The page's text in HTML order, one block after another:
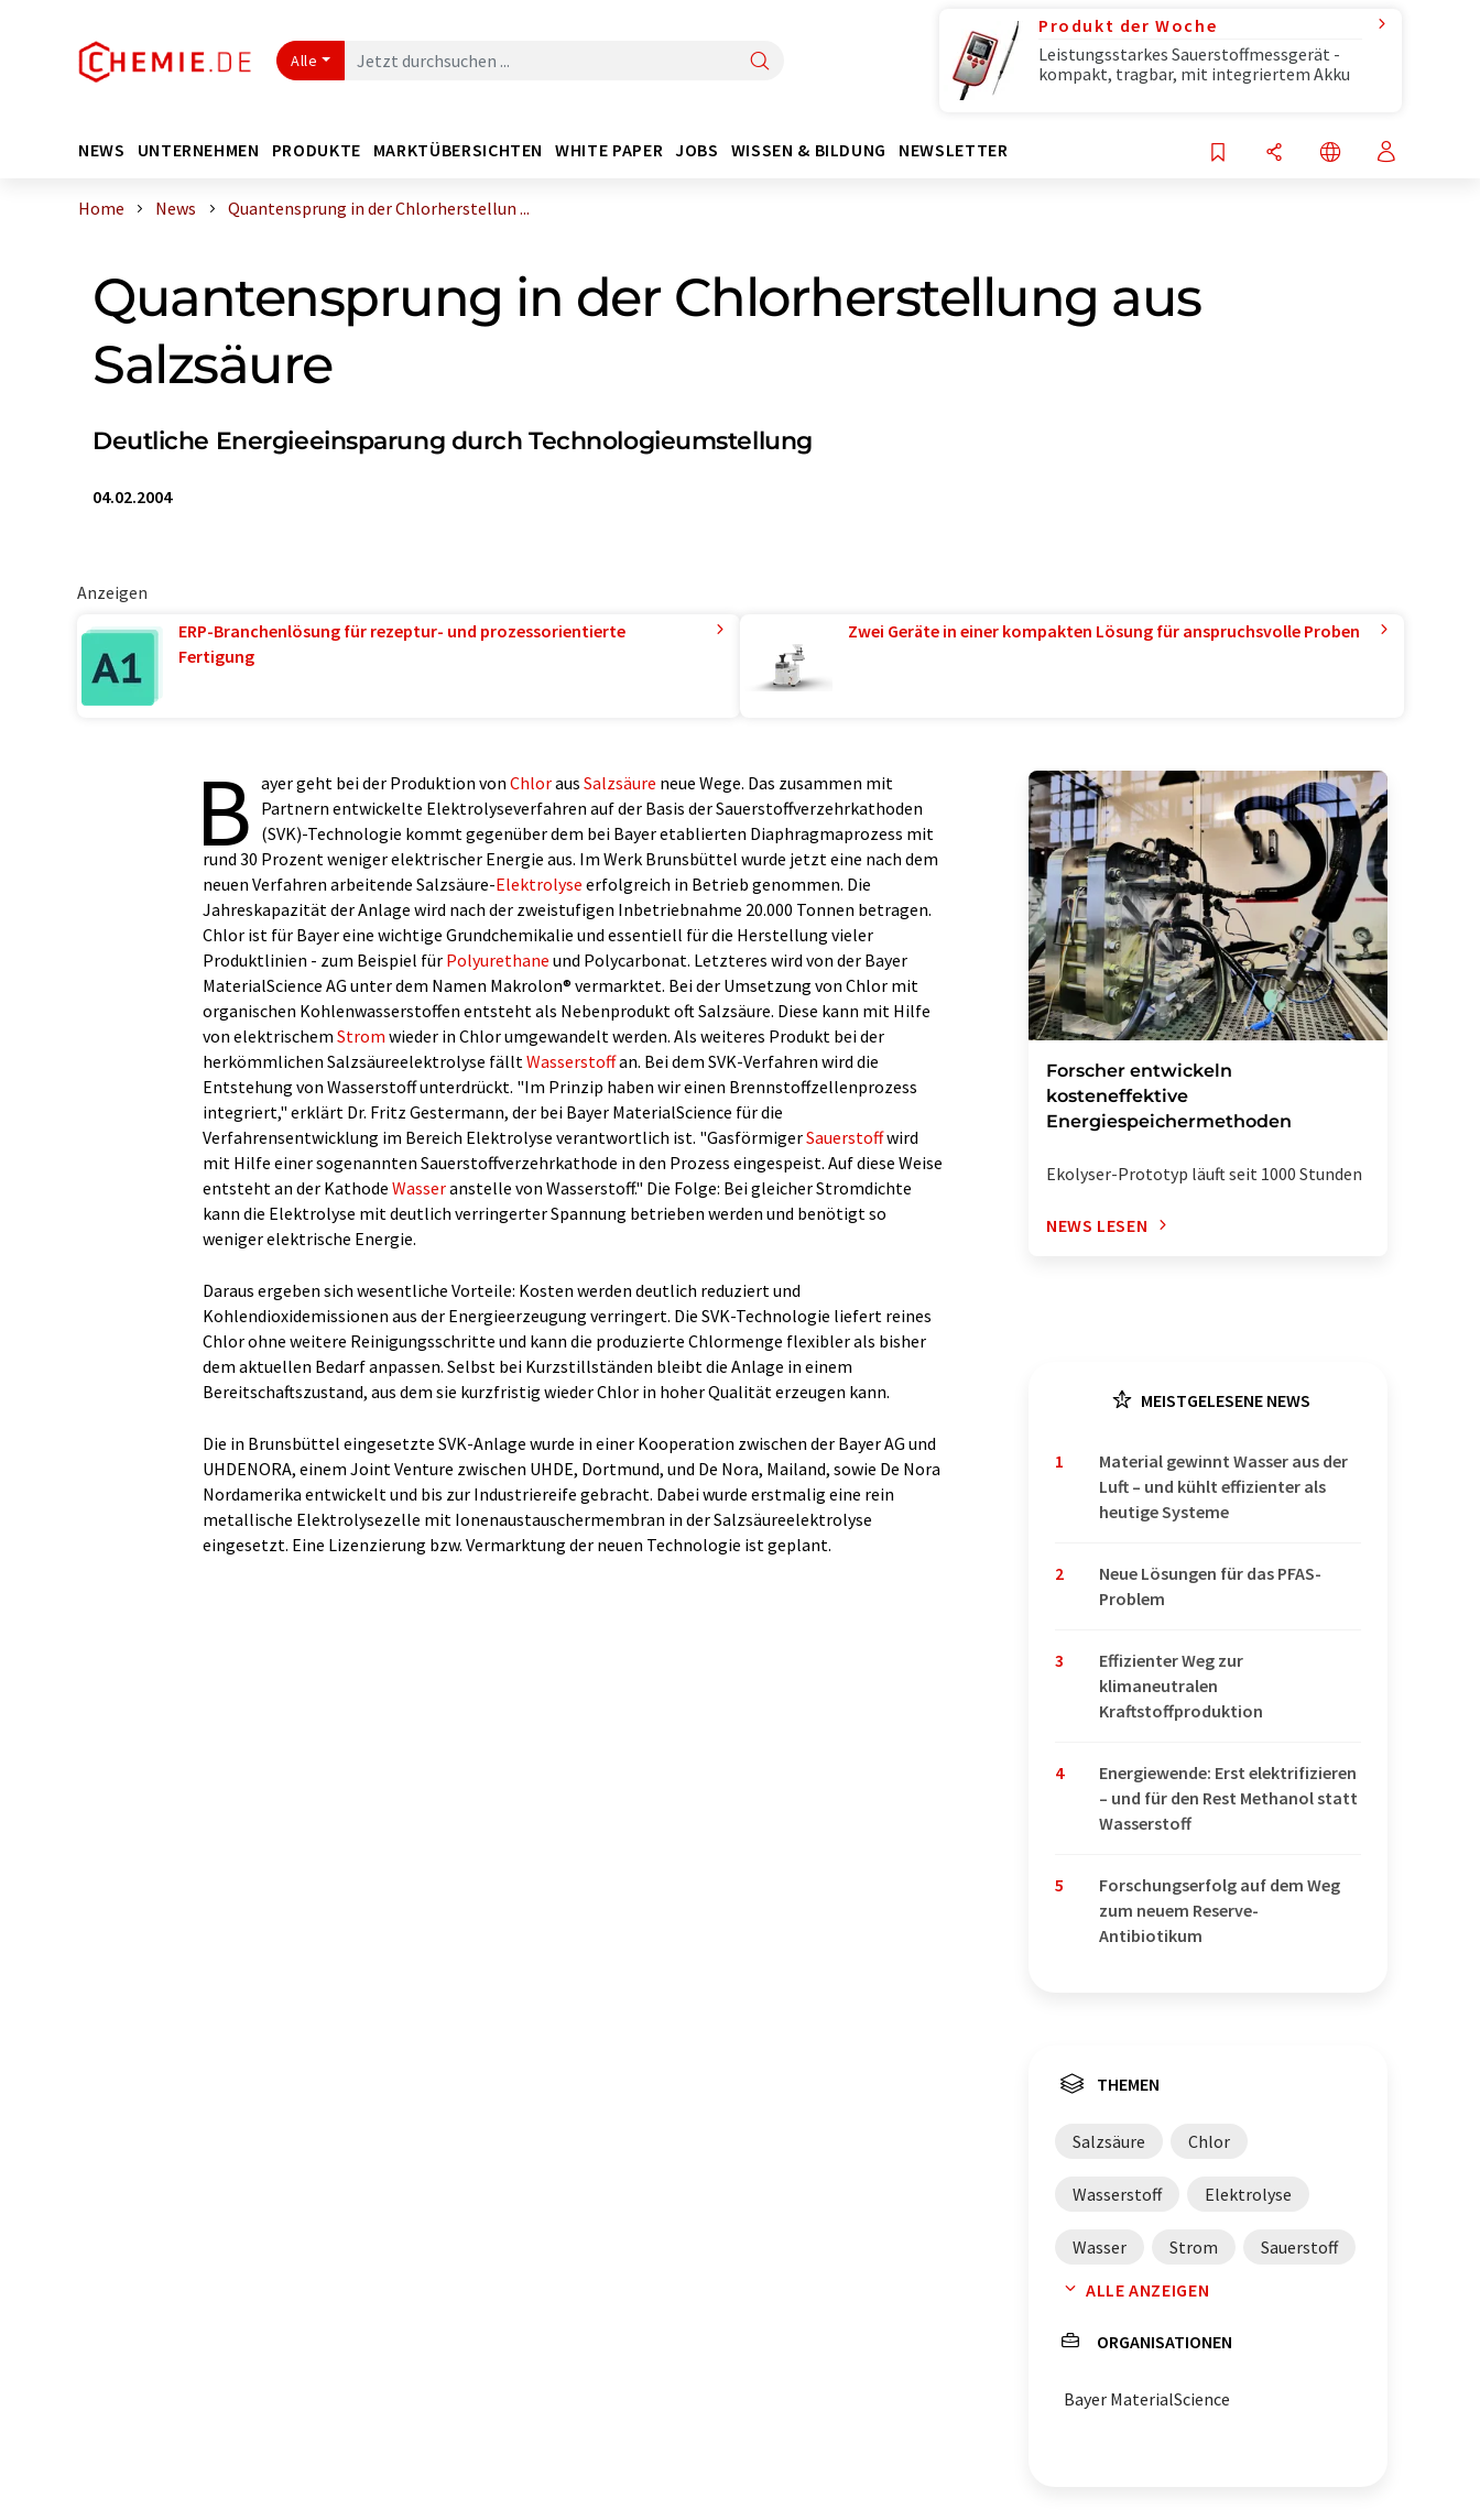
Alle
Produkt der Woche
Leistungsstarkes Sauerstoffmessgerät -
kompakt, tragbar, mit integriertem Akku
NEWS UNTERNEHMEN PRODUKTE MARKTÜBERSICHTEN WHITE PAPER JOBS WISSEN & BILDUNG NEWSLETTER
Home News Quantensprung in der Chlorherstellun ...
Quantensprung in der Chlorherstellung aus
Salzsäure
Deutliche Energieeinsparung durch Technologieumstellung
04.02.2004
Anzeigen
ERP-Branchenlösung für rezeptur- und prozessorientierte
Fertigung
Zwei Geräte in einer kompakten Lösung für anspruchsvolle Proben
B ayer geht bei der Produktion von Chloraus Salzsäure neue Wege. Das zusammen mit
Partnern entwickelte Elektrolyseverfahren auf der Basis der Sauerstoffverzehrkathoden
(SVK)-Technologie kommt gegenüber dem bei Bayer etablierten Diaphragmaprozess mit
rund 30 Prozent weniger elektrischer Energie aus. Im Werk Brunsbüttel wurde jetzt eine nach dem
neuen Verfahren arbeitende Salzsäure-Elektrolyse erfolgreich in Betrieb genommen. Die
Jahreskapazität der Anlage wird nach der zweistufigen Inbetriebnahme 20.000 Tonnen betragen.
Chlor ist für Bayer eine wichtige Grundchemikalie und essentiell für die Herstellung vieler
Produktlinien - zum Beispiel für Polyurethane und Polycarbonat. Letzteres wird von der Bayer
MaterialScience AG unter dem Namen Makrolon® vermarktet. Bei der Umsetzung von Chlor mit
organischen Kohlenwasserstoffen entsteht als Nebenprodukt oft Salzsäure. Diese kann mit Hilfe
von elektrischem Strom wieder in Chlor umgewandelt werden. Als weiteres Produkt bei der
herkömmlichen Salzsäureelektrolyse fälltWasserstoffan. Bei dem SVK-Verfahren wird die
Entstehung von Wasserstoff unterdrückt. "Im Prinzip haben wir einen Brennstoffzellenprozess
integriert," erklärt Dr. Fritz Gestermann, der bei Bayer MaterialScience für die
Verfahrensentwicklung im Bereich Elektrolyse verantwortlich ist. "GasförmigerSauerstoffwird
mit Hilfe einer sogenannten Sauerstoffverzehrkathode in den Prozess eingespeist. Auf diese Weise
entsteht an der Kathode Wasseranstelle von Wasserstoff." Die Folge: Bei gleicher Stromdichte
kann die Elektrolyse mit deutlich verringerter Spannung betrieben werden und benötigt so
weniger elektrische Energie.
Daraus ergeben sich wesentliche Vorteile: Kosten werden deutlich reduziert und
Kohlendioxidemissionen aus der Energieerzeugung verringert. Die SVK-Technologie liefert reines
Chlor ohne weitere Reinigungsschritte und kann die produzierte Chlormenge flexibler als bisher
dem aktuellen Bedarf anpassen. Selbst bei Kurzstillständen bleibt die Anlage in einem
Bereitschaftszustand, aus dem sie kurzfristig wieder Chlor in hoher Qualität erzeugen kann.
Die in Brunsbüttel eingesetzte SVK-Anlage wurde in einer Kooperation zwischen der Bayer AG und
UHDENORA, einem Joint Venture zwischen UHDE, Dortmund, und De Nora, Mailand, sowie De Nora
Nordamerika entwickelt und bis zur Industriereife gebracht. Dabei wurde erstmalig eine rein
metallische Elektrolysezelle mit Ionenaustauschermembran in der Salzsäureelektrolyse
eingesetzt. Eine Lizenzierung bzw. Vermarktung der neuen Technologie ist geplant.
Forscher entwickeln
kosteneffektive
Energiespeichermethoden
Ekolyser-Prototyp läuft seit 1000 Stunden
NEWS LESEN
MEISTGELESENE NEWS
1
Material gewinnt Wasser aus der
Luft – und kühlt effizienter als
heutige Systeme
2
Neue Lösungen für das PFAS-
Problem
3
Effizienter Weg zur
klimaneutralen
Kraftstoffproduktion
4
Energiewende: Erst elektrifizieren
– und für den Rest Methanol statt
Wasserstoff
5
Forschungserfolg auf dem Weg
zum neuem Reserve-
Antibiotikum
THEMEN
Salzsäure Chlor
Wasserstoff Elektrolyse
Wasser Strom Sauerstoff
Polyurethane
ALLE ANZEIGEN
ORGANISATIONEN
Bayer MaterialScience